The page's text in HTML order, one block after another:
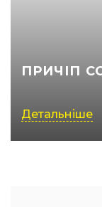
ПРИЧІП
Детальніше